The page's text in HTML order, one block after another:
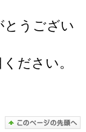
とうござい
ださい。